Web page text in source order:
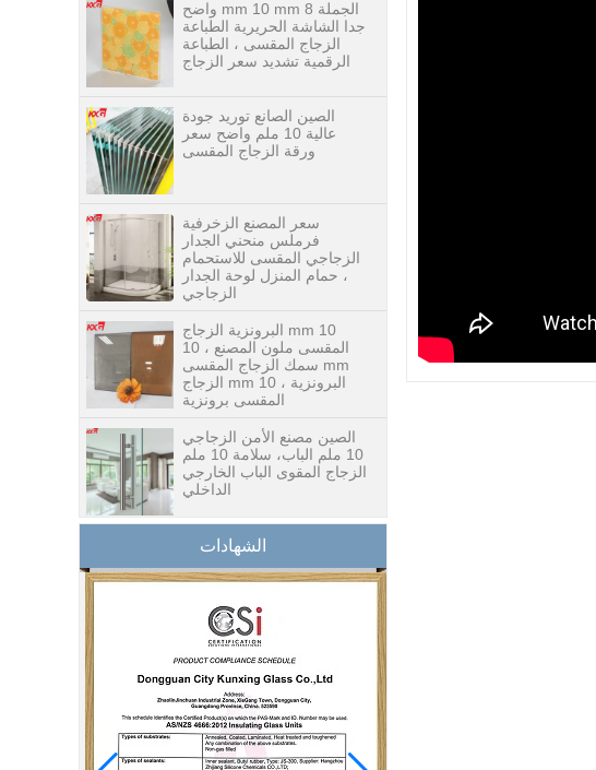
جدا الشاشة الحريرية الطباعة
الزجاج المقسى ، الطباعة
الرقمية تشديد سعر الزجاج
عالية 10 ملم واضح سعر
ورقة الزجاج المقسى
فرملس منحني الجدار
الزجاجي المقسى للاستحمام
، حمام المنزل لوحة الجدار
الزجاجي
المقسى ملون المصنع ، 10
mm سمك الزجاج المقسى
البرونزية ، 10 mm الزجاج
المقسى برونزية
10 ملم الباب، سلامة 10 ملم
الزجاج المقوى الباب الخارجي
الداخلي
بناء مصنع الزجاج ستارة
الجدار الزجاجي أسعار الجملة
معزول الزجاج الثلاثي
سلامة الزجاج المقسى بقطر
15 مم - أسعار جيدة لإنتاج
الزجاج المقسى من قبل
مصنع زجاج البناء المحترف
سعر جيد 1/2 بوصة مصنع
الزجاج أعلى الجدول ، 12
الشهادات